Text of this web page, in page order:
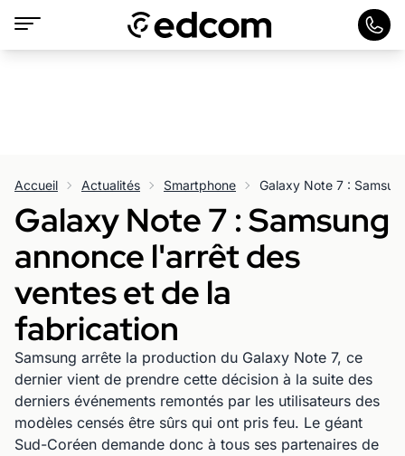
Accueil Actualités Smartphone
Galaxy Note 7 : Samsung
annonce l'arrêt des
ventes et de la
fabrication
Samsung arrête la production du Galaxy Note 7, ce
dernier vient de prendre cette décision à la suite des
derniers événements remontés par les utilisateurs des
modèles censés être sûrs qui ont pris feu. Le géant
Sud-Coréen demande donc à tous ses partenaires de